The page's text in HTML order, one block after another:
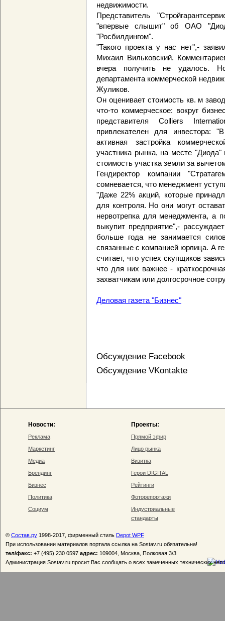
недвижимости.
Представитель
"впервые слышит" об ОАО
"Росбилдингом".
"Такого проекта у нас нет",-
Михаил Вильковский.
вчера получить не удалось.
департамента коммерческой
Жуликов.
Он оценивает стоимость кв. м
что-то коммерческое: вокруг
представителя Colliers
привлекателен для инвестора:
активная застройка
участника рынка, на месте
стоимость участка земли за
Гендиректор компании
сомневается, что менеджмент
"Даже 22% акций, которые
для контроля. Но они могут
нервотрепка для менеджмента, а
выкупит предприятие",-
больше года не занимается
связанные с компанией юрлица. А
считает, что успех скупщиков
что для них важнее -
захватчикам или долгосрочное
Деловая газета "Бизнес"
Обсуждение Facebook
Обсуждение VKontakte
Новости:
Реклама
Маркетинг
Медиа
Брендинг
Бизнес
Политика
Социум
Проекты:
Прямой эфир
Лицо рынка
Визитка
Герои DIGITAL
Рейтинги
Фоторепортажи
Индустриальные
стандарты
© Состав.ру 1998-2017, фирменный стиль Depot WPF
При использовании материалов портала ссылка на Sostav.ru обязательна!
тел/факс: +7 (495) 230 0597 адрес: 109004, Москва, Полковая 3/3
Администрация Sostav.ru просит Вас сообщать о всех замеченных технических